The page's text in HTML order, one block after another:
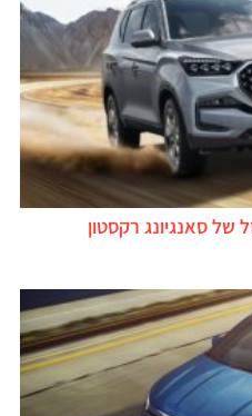
של סאנגיונג רקסטון